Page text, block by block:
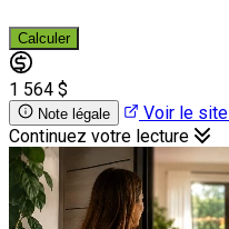
Calculer
1 564 $
Note légale Voir le site
Continuez votre lecture